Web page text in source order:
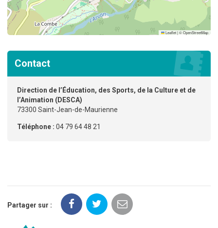
Leaflet|©OpenStreetMap
Contact
Direction de l’Éducation, des Sports, de la Culture et de
l’Animation (DESCA)
73300 Saint-Jean-de-Maurienne
Téléphone : 04 79 64 48 21
Partager sur :